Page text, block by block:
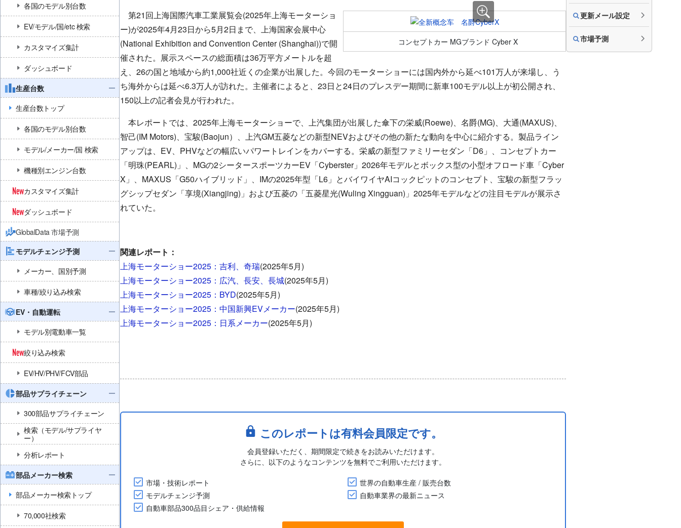
各国のモデル別台数
EV/モデル/国/etc 検索
カスタマイズ集計
ダッシュボード
生産台数
生産台数トップ
各国のモデル別台数
モデル/メーカー/国 検索
機種別エンジン台数
カスタマイズ集計
ダッシュボード
GlobalData 市場予測
モデルチェンジ予測
メーカー、国別予測
車種/絞り込み検索
EV・自動運転
モデル別電動車一覧
絞り込み検索
EV/HV/PHV/FCV部品
部品サプライチェーン
300部品サプライチェーン
検索（モデル/サプライヤ
ー）
分析レポート
部品メーカー検索
部品メーカー検索トップ
70,000社検索
コンセプトカー MGブランド Cyber X
第21回上海国際汽車工業展覧会(2025年上海モーターショ
ー)が2025年4月23日から5月2日まで、上海国家会展中心
(National Exhibition and Convention Center(Shanghai))で開
催された。展示スペースの総面積は36万平方メートルを超
え、 26の国と地域から約1,000社近くの企業が出展した。今回のモーターショーには国内外から延べ101万人が来場し、う
ち海外からは延べ6.3万人が訪れた。主催者によると、 23日と24日のプレスデー期間に新車100モデル以上が初公開され、
150以上の記者会見が行われた。
本レポートでは、 2025年上海モーターショーで、上汽集団が出展した傘下の栄威(Roewe)、名爵(MG)、大通(MAXUS)、
智己(IM Motors)、宝駿(Baojun）、上汽GM五菱などの新型NEVおよびその他の新たな動向を中心に紹介する。製品ライン
アップは、 EV、 PHVなどの幅広いパワートレインをカバーする。栄威の新型ファミリーセダン「D6 」、コンセプトカー
「明珠(PEARL)」、 MGの2シータースポーツカーEV「Cyberster」2026年モデルとボックス型の小型オフロード車「Cyber
X 」、MAXUS「G50ハイブリッド」、IMの2025年型「L6」とバイワイヤAIコックピットのコンセプト、宝駿の新型フラッ
グシップセダン「享境(Xiangjing)」および五菱の「五菱星光(Wuling Xingguan)」2025年モデルなどの注目モデルが展示さ
れていた。
関連レポート：
上海モーターショー2025：吉利、奇瑞(2025年5月)
上海モーターショー2025：広汽、長安、長城(2025年5月)
上海モーターショー2025：BYD(2025年5月)
上海モーターショー2025：中国新興EVメーカー(2025年5月)
上海モーターショー2025：日系メーカー(2025年5月)
このレポートは有料会員限定です。
会員登録いただく、期間限定で続きをお読みいただけます。
さらに、以下のようなコンテンツを無料でご利用いただけます。
市場・技術レポート
世界の自動車生産 / 販売台数
モデルチェンジ予測
自動車業界の最新ニュース
自動車部品300品目シェア・供給情報
更新メール設定
市場予測